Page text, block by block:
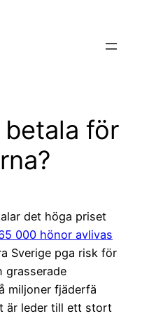
för
det höga priset
000 hönor avlivas
Sverige pga risk för
grasserade
miljoner fjäderfä
är leder till ett stort